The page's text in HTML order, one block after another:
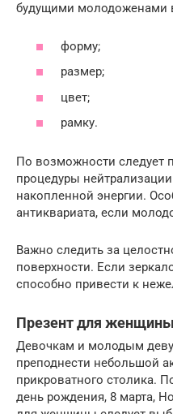
будущими молодоженами
форму;
размер;
цвет;
рамку.
По возможности следует
процедуры
накопленной энергии.
антиквариата, если
Важно следить за
поверхности. Если
способно привести к
Презент для женщины
Девочкам и молодым
преподнести небольшой
прикроватного столика.
день рождения, 8 марта,